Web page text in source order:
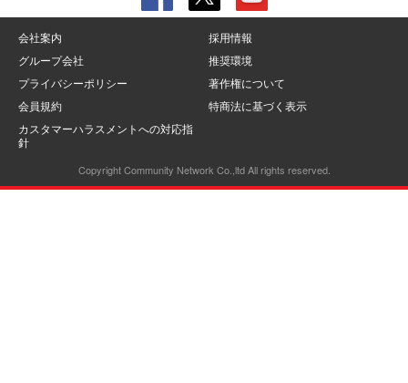
会社案内
採用情報
グループ会社
推奨環境
プライバシーポリシー
著作権について
会員規約
特商法に基づく表示
カスタマーハラスメントへの対応指
針
Copyright Community Network Co.,ltd All rights reserved.